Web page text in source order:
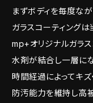
まずボディを毎度な
ガラスコーティングは
mp+オリジナルガラ
水剤が結合し一層にな
時間経過によってキズ
防汚能力を維持し高